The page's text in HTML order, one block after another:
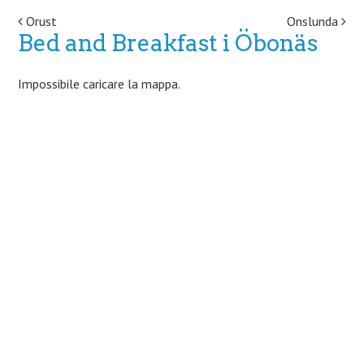
Post navigation
Orust Onslunda
Bed and Breakfast i Öbonäs
Impossibile caricare la mappa.